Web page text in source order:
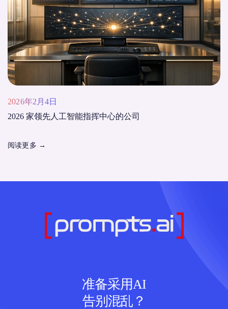
2026年2月4日
2026 家领先人工智能指挥中心的公司
阅读更多 →
准备采用AI
告别混乱？